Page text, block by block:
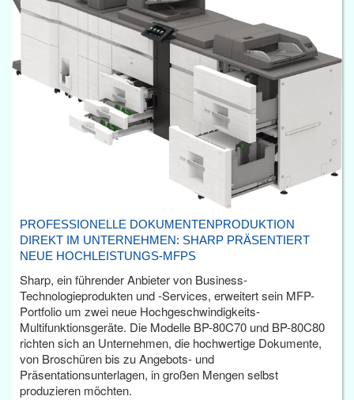
PROFESSIONELLE DOKUMENTENPRODUKTION
DIREKT IM UNTERNEHMEN: SHARP PRÄSENTIERT
NEUE HOCHLEISTUNGS-MFPS
Sharp, ein führender Anbieter von Business-
Technologieprodukten und -Services, erweitert sein MFP-
Portfolio um zwei neue Hochgeschwindigkeits-
Multifunktionsgeräte. Die Modelle BP-80C70 und BP-80C80
richten sich an Unternehmen, die hochwertige Dokumente,
von Broschüren bis zu Angebots- und
Präsentationsunterlagen, in großen Mengen selbst
produzieren möchten.